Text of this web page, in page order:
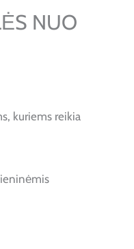
NUO
kuriems reikia